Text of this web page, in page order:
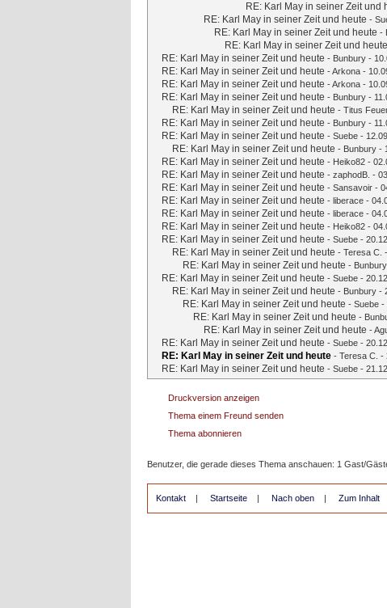
RE: Karl May in seiner Zeit und
RE: Karl May in seiner Zeit und heute -
RE: Karl May in seiner Zeit und heute -
RE: Karl May in seiner Zeit und heute
RE: Karl May in seiner Zeit und heute - Bunbury -
RE: Karl May in seiner Zeit und heute -Arkona -
RE: Karl May in seiner Zeit und heute -Arkona -
RE: Karl May in seiner Zeit und heute - Bunbury -
RE: Karl May in seiner Zeit und heute - Titus
RE: Karl May in seiner Zeit und heute - Bunbury -
RE: Karl May in seiner Zeit und heute - Suebe -
RE: Karl May in seiner Zeit und heute - Bunbury -
RE: Karl May in seiner Zeit und heute - Heiko82 -
RE: Karl May in seiner Zeit und heute - zaphodB. -
RE: Karl May in seiner Zeit und heute - Sansavoir -
RE: Karl May in seiner Zeit und heute - liberace -
RE: Karl May in seiner Zeit und heute - liberace -
RE: Karl May in seiner Zeit und heute - Heiko82 -
RE: Karl May in seiner Zeit und heute - Suebe -
RE: Karl May in seiner Zeit und heute - Teresa C.
RE: Karl May in seiner Zeit und heute - Bunbury
RE: Karl May in seiner Zeit und heute - Suebe -
RE: Karl May in seiner Zeit und heute - Bunbury -
RE: Karl May in seiner Zeit und heute - Suebe -
RE: Karl May in seiner Zeit und heute -
RE: Karl May in seiner Zeit und heute -
RE: Karl May in seiner Zeit und heute - Suebe -
RE: Karl May in seiner Zeit und heute - Teresa C. -
RE: Karl May in seiner Zeit und heute - Suebe -
Druckversion anzeigen
Thema einem Freund senden
Thema abonnieren
Benutzer, die gerade dieses Thema anschauen: 1 Gast/
Kontakt | Startseite | Nach oben | Zum Inhalt